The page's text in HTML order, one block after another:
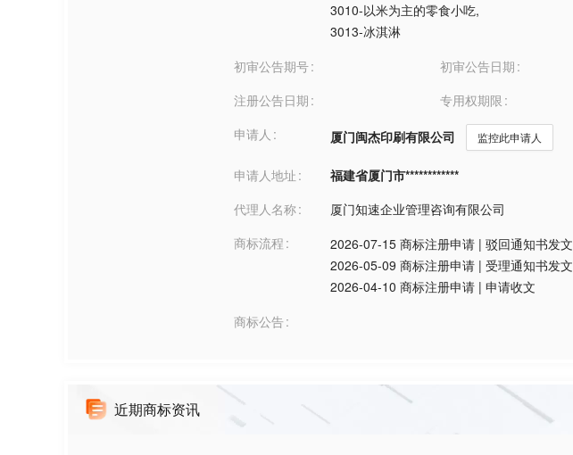
3010-以米为主的零食小吃,
3013-冰淇淋
初审公告期号
初审公告日期
注册公告日期
专用权期限
申请人
厦门闽杰印刷有限公司 监控此申请人
申请人地址
福建省厦门市************
代理人名称
厦门知速企业管理咨询有限公司
商标流程
2026-07-15 商标注册申请 | 驳回通知书发文
2026-05-09 商标注册申请 | 受理通知书发文
2026-04-10 商标注册申请 | 申请收文
商标公告
近期商标资讯